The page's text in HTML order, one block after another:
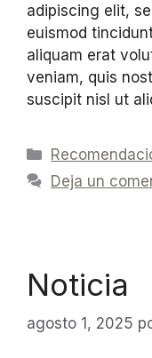
adipiscing elit,
euismod
aliquam erat
veniam, quis
suscipit nisl ut
Deja un
Noticia
agosto 1, 2025